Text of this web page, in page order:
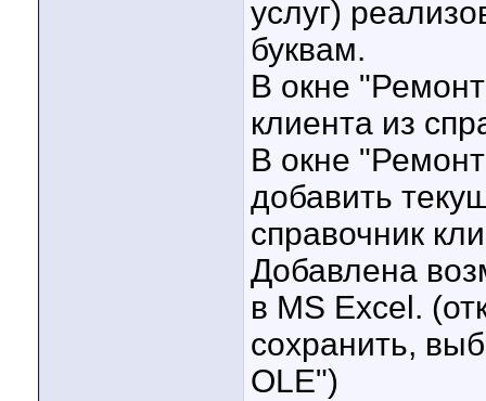
услуг)
буквам.
В окне
клиента из
В окне
добавить
справочник
Добавлена
в MS Excel.
сохранить,
OLE")